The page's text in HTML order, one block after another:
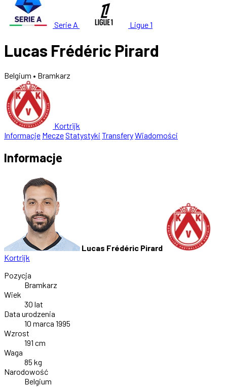
Serie A Ligue 1
Lucas Frédéric Pirard
Belgium • Bramkarz
Kortrijk
Informacje MeczeStatystyki TransferyWiadomości
Informacje
Lucas Frédéric Pirard
Kortrijk
Pozycja
Bramkarz
Wiek
30 lat
Data urodzenia
10 marca 1995
Wzrost
191 cm
Waga
85 kg
Narodowość
Belgium